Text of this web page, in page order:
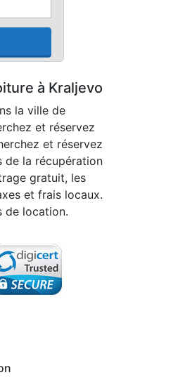
à Kraljevo
la ville de
et réservez
et réservez
de la récupération
gratuit, les
et frais locaux.
de location.